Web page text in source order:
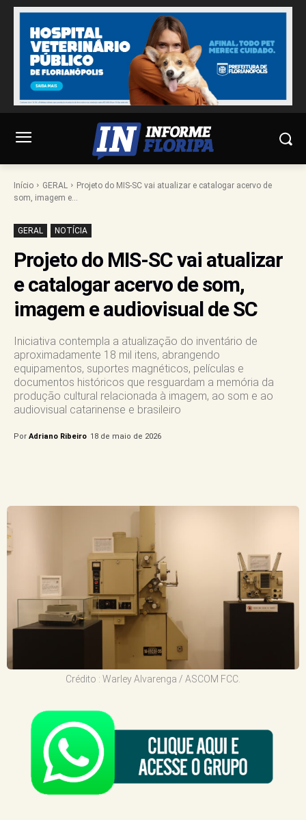
Início GERAL
Projeto do MIS-SC vai atualizar e catalogar acervo de
som, imagem e...
GERAL NOTÍCIA
Projeto do MIS-SC vai atualizar
e catalogar acervo de som,
imagem e audiovisual de SC
Iniciativa contempla a atualização do inventário de
aproximadamente 18 mil itens, abrangendo
equipamentos, suportes magnéticos, películas e
documentos históricos que resguardam a memória da
produção cultural relacionada à imagem, ao som e ao
audiovisual catarinense e brasileiro
Por Adriano Ribeiro 18 de maio de 2026
Crédito : Warley Alvarenga / ASCOM FCC.